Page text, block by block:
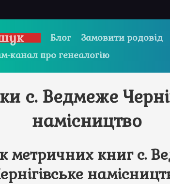
Блог
Замовити родовід
канал про генеалогію
с. Ведмеже
намісництво
метричних книг с.